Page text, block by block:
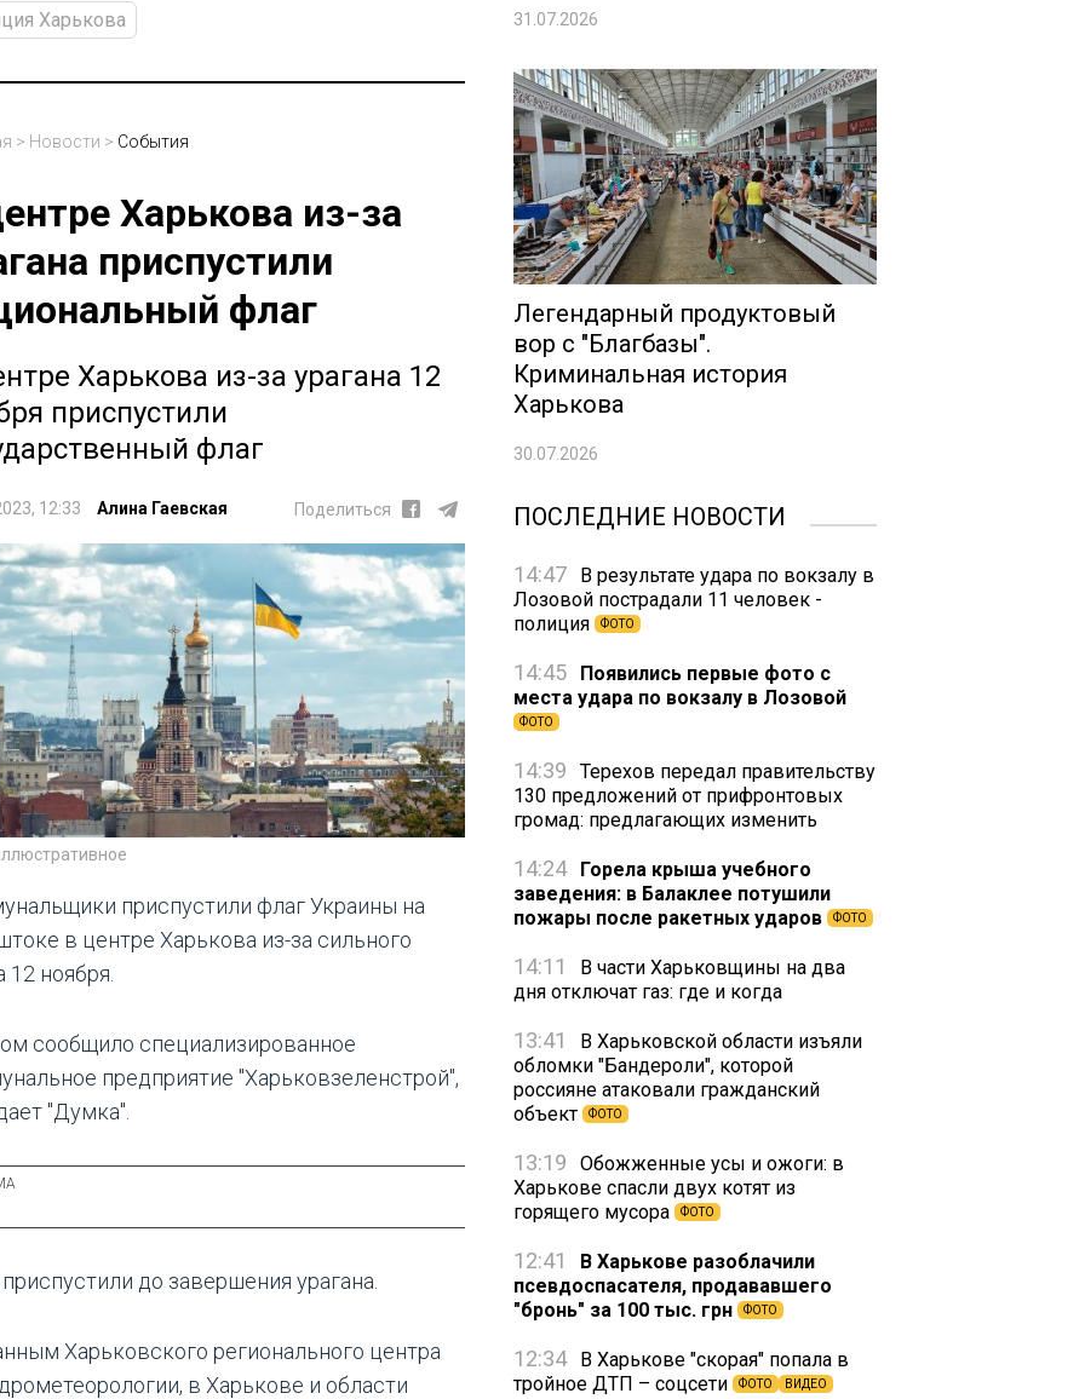
Харькова
> Новости > События
Харькова из-за
приспустили
флаг
Харькова из-за урагана 12
приспустили
флаг
12:33 Алина Гаевская Поделиться
приспустили флаг Украины на
в центре Харькова из-за сильного
12 ноября.
сообщило специализированное
предприятие "Харьковзеленстрой",
"Думка".
до завершения урагана.
Харьковского регионального центра
в Харькове и области
31.07.2026
Легендарный продуктовый
вор с "Благбазы".
Криминальная история
Харькова
30.07.2026
ПОСЛЕДНИЕ НОВОСТИ
14:47
В результате удара по вокзалу в
Лозовой пострадали 11 человек -
полиция
ФОТО
14:45
Появились первые фото с
места удара по вокзалу в Лозовой
ФОТО
14:39
Терехов передал правительству
130 предложений от прифронтовых
громад: предлагающих изменить
14:24
Горела крыша учебного
заведения: в Балаклее потушили
пожары после ракетных ударов
ФОТО
14:11
В части Харьковщины на два
дня отключат газ: где и когда
13:41
В Харьковской области изъяли
обломки "Бандероли", которой
россияне атаковали гражданский
объект
ФОТО
13:19
Обожженные усы и ожоги: в
Харькове спасли двух котят из
горящего мусора
ФОТО
12:41
В Харькове разоблачили
псевдоспасателя, продававшего
"бронь" за 100 тыс. грн
ФОТО
12:34
В Харькове "скорая" попала в
тройное ДТП – соцсети
ФОТО ВИДЕО